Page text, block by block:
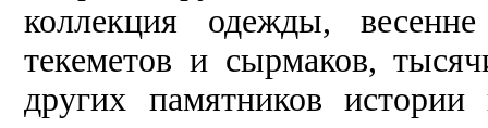
коллекция одежды,
текеметов и сырмаков,
других памятников